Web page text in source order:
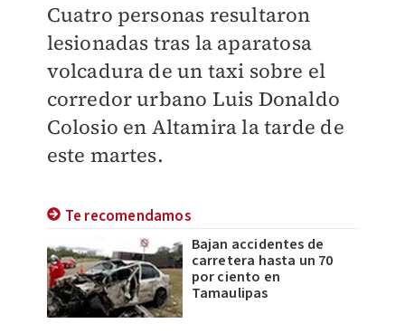
Cuatro personas resultaron
lesionadas tras la aparatosa
volcadura de un taxi sobre el
corredor urbano Luis Donaldo
Colosio en Altamira la tarde de
este martes.
Te recomendamos
Bajan accidentes de
carretera hasta un 70
por ciento en
Tamaulipas